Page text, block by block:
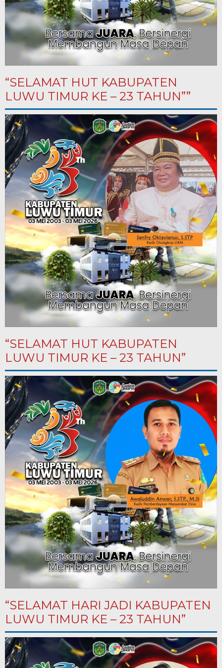
“SELAMAT HUT KABUPATEN
LUWU TIMUR KE – 23 TAHUN””
“SELAMAT HUT KABUPATEN
LUWU TIMUR KE – 23 TAHUN”
“SELAMAT HARI JADI KABUPATEN
LUWU TIMUR KE – 23 TAHUN”